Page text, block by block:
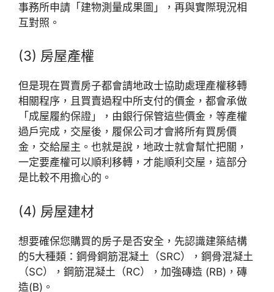
事務所申請「建物測量成果圖」，再與實際現況相
互對照。
(3) 房屋產權
但是現在買賣房子都會請地政士協助處理產權移轉
相關程序，且買賣過程中所支付的價金，都會承做
「成屋履約保證」，由銀行保管這些價金，等產權
過戶完成，交屋後，履保公司才會將所有買房價
金，交給屋主。也就是說，地政士就會幫忙把關，
一定要產權可以順利移轉，才能順利交屋，這部分
是比較不用擔心的。
(4) 房屋建材
想要確保您購買的房子是否安全，先認識建築結構
的5大種類：鋼骨鋼筋混凝土（SRC），鋼骨混凝土
（SC），鋼筋混凝土（RC），加強磚造 (RB)，磚
造(B)。